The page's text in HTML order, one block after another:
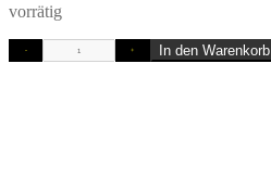
vorrätig
- + In den Warenkorb